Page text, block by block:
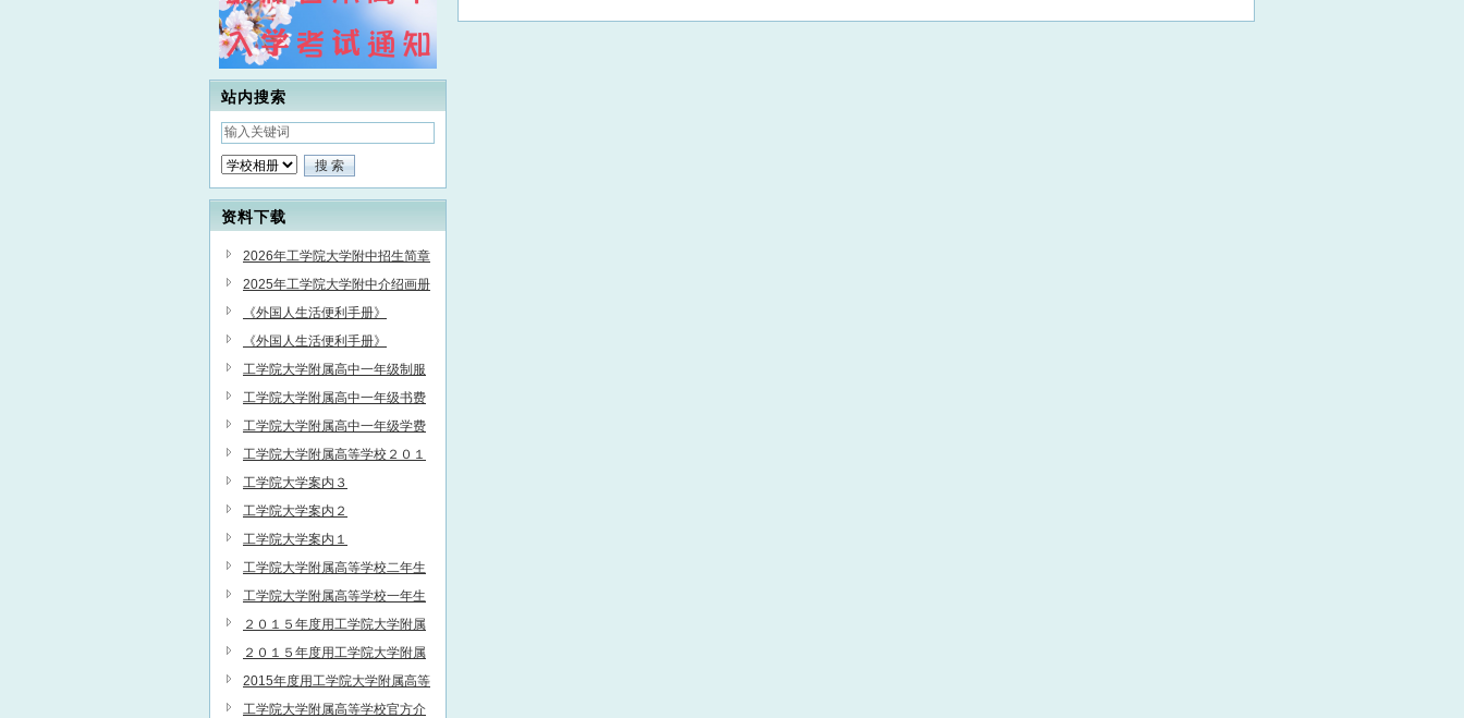
站内搜索
资料下载
2026年工学院大学附中招生简章
（中文）
2025年工学院大学附中介绍画册
（中文）
《外国人生活便利手册》
《外国人生活便利手册》
工学院大学附属高中一年级制服
费
工学院大学附属高中一年级书费
工学院大学附属高中一年级学费
工学院大学附属高等学校２０１
５学校要览
工学院大学案内３
工学院大学案内２
工学院大学案内１
工学院大学附属高等学校二年生
费用一览
工学院大学附属高等学校一年生
费用一览
２０１５年度用工学院大学附属
高等学校入試問題全文（表紙～P
解２６年度ー１７）
２０１５年度用工学院大学附属
高等学校入試問題全文（P解２６
年度ー１７～P２４年度ー１３）
2015年度用工学院大学附属高等
学校入試問題全文（P２４年度ー
工学院大学附属高等学校官方介